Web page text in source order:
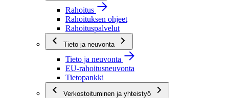
Rahoitus
Rahoituksen ohjeet
Rahoituspalvelut
Tieto ja neuvonta
Tieto ja neuvonta
EU-rahoitusneuvonta
Tietopankki
Verkostoituminen ja yhteistyö